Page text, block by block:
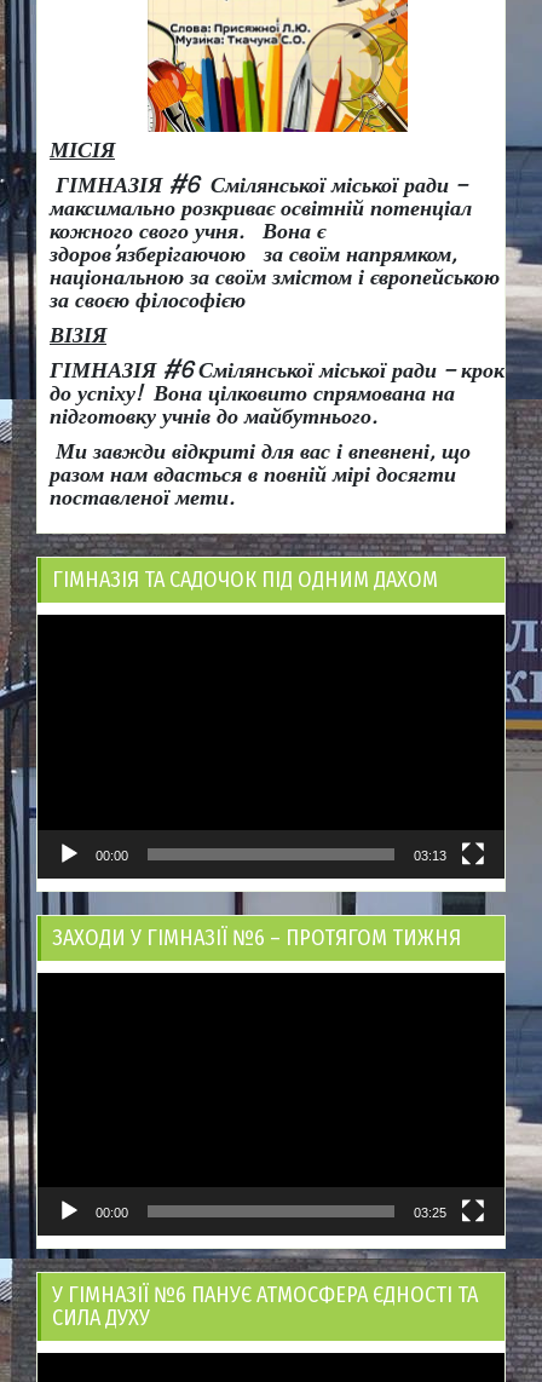
МІСІЯ
ГІМНАЗІЯ #6 Смілянської міської ради –
максимально розкриває освітній потенціал
кожного свого учня.
Вона є
здоров’язберігаючою за своїм напрямком,
національною за своїм змістом і європейською
за своєю філософією
ВІЗІЯ
ГІМНАЗІЯ #6 Смілянської міської ради – крок
до успіху! Вона цілковито спрямована на
підготовку учнів до майбутнього.
Ми завжди відкриті для вас і впевнені, що
разом нам вдасться в повній мірі досягти
поставленої мети.
ГІМНАЗІЯ ТА САДОЧОК ПІД ОДНИМ ДАХОМ
00:00 03:13
ЗАХОДИ У ГІМНАЗІЇ №6 – ПРОТЯГОМ ТИЖНЯ
00:00 03:25
У ГІМНАЗІЇ №6 ПАНУЄ АТМОСФЕРА ЄДНОСТІ ТА
СИЛА ДУХУ